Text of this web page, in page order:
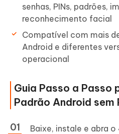
senhas, PINs, padrões,
reconhecimento facial
Compatível com mais
Android e diferentes
operacional
Guia Passo a Passo
Padrão Android sem
Baixe, instale e abra